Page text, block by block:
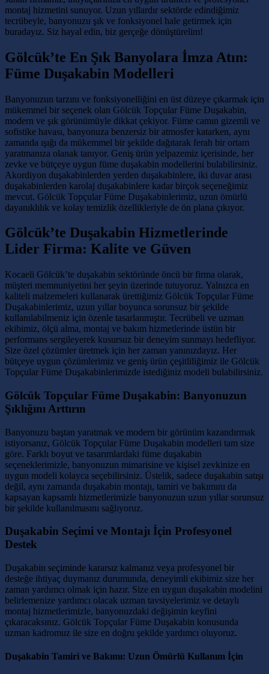
montaj hizmetini sunuyor. Uzun yıllardır sektörde edindiğimiz
tecrübeyle, banyonuzu şık ve fonksiyonel hale getirmek için
buradayız. Siz hayal edin, biz gerçeğe dönüştürelim!
Gölcük’te En Şık Banyolara İmza Atın:
Füme Duşakabin Modelleri
Banyonuzun tarzını ve fonksiyonelliğini en üst düzeye çıkarmak için
mükemmel bir seçenek olan Gölcük Topçular Füme Duşakabin,
modern ve şık görünümüyle dikkat çekiyor. Füme camın gizemli ve
sofistike havası, banyonuza benzersiz bir atmosfer katarken, aynı
zamanda ışığı da mükemmel bir şekilde dağıtarak ferah bir ortam
yaratmanıza olanak tanıyor. Geniş ürün yelpazemiz içerisinde, her
zevke ve bütçeye uygun füme duşakabin modellerini bulabilirsiniz.
Akordiyon duşakabinlerden yerden duşakabinlere, iki duvar arası
duşakabinlerden karolaj duşakabinlere kadar birçok seçeneğimiz
mevcut. Gölcük Topçular Füme Duşakabinlerimiz, uzun ömürlü
dayanıklılık ve kolay temizlik özellikleriyle de ön plana çıkıyor.
Gölcük’te Duşakabin Hizmetlerinde
Lider Firma: Kalite ve Güven
Kocaeli Gölcük’te duşakabin sektöründe öncü bir firma olarak,
müşteri memnuniyetini her şeyin üzerinde tutuyoruz. Yalnızca en
kaliteli malzemeleri kullanarak ürettiğimiz Gölcük Topçular Füme
Duşakabinlerimiz, uzun yıllar boyunca sorunsuz bir şekilde
kullanılabilmeniz için özenle tasarlanmıştır. Tecrübeli ve uzman
ekibimiz, ölçü alma, montaj ve bakım hizmetlerinde üstün bir
performans sergileyerek kusursuz bir deneyim sunmayı hedefliyor.
Size özel çözümler üretmek için her zaman yanınızdayız. Her
bütçeye uygun çözümlerimiz ve geniş ürün çeşitliliğimiz ile Gölcük
Topçular Füme Duşakabinlerimizde istediğiniz modeli bulabilirsiniz.
Gölcük Topçular Füme Duşakabin: Banyonuzun
Şıklığını Arttırın
Banyonuzu baştan yaratmak ve modern bir görünüm kazandırmak
istiyorsanız, Gölcük Topçular Füme Duşakabin modelleri tam size
göre. Farklı boyut ve tasarımlardaki füme duşakabin
seçeneklerimizle, banyonuzun mimarisine ve kişisel zevkinize en
uygun modeli kolayca seçebilirsiniz. Üstelik, sadece duşakabin satışı
değil, aynı zamanda duşakabin montajı, tamiri ve bakımını da
kapsayan kapsamlı hizmetlerimizle banyonuzun uzun yıllar sorunsuz
bir şekilde kullanılmasını sağlıyoruz.
Duşakabin Seçimi ve Montajı İçin Profesyonel
Destek
Duşakabin seçiminde kararsız kalmanız veya profesyonel bir
desteğe ihtiyaç duymanız durumunda, deneyimli ekibimiz size her
zaman yardımcı olmak için hazır. Size en uygun duşakabin modelini
belirlemenize yardımcı olacak uzman tavsiyelerimiz ve detaylı
montaj hizmetlerimizle, banyonuzdaki değişimin keyfini
çıkaracaksınız. Gölcük Topçular Füme Duşakabin konusunda
uzman kadromuz ile size en doğru şekilde yardımcı oluyoruz.
Duşakabin Tamiri ve Bakımı: Uzun Ömürlü Kullanım İçin